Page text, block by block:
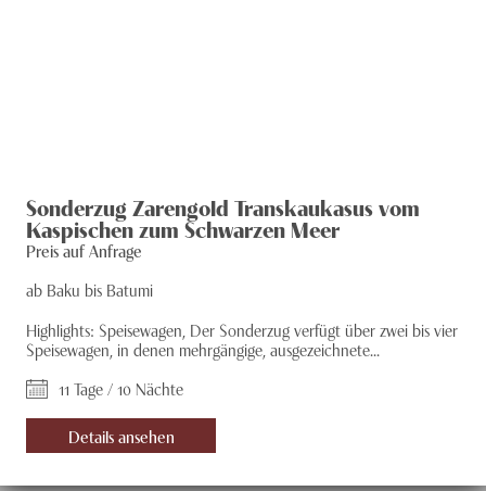
Sonderzug Zarengold Transkaukasus vom
Kaspischen zum Schwarzen Meer
Preis auf Anfrage
ab Baku bis Batumi
Highlights: Speisewagen, Der Sonderzug verfügt über zwei bis vier
Speisewagen, in denen mehrgängige, ausgezeichnete...
11 Tage / 10 Nächte
Details ansehen